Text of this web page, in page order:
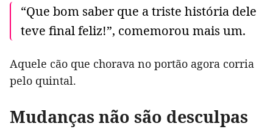
“Que bom saber que a triste história dele
teve final feliz!”, comemorou mais um.
Aquele cão que chorava no portão agora corria
pelo quintal.
Mudanças não são desculpas